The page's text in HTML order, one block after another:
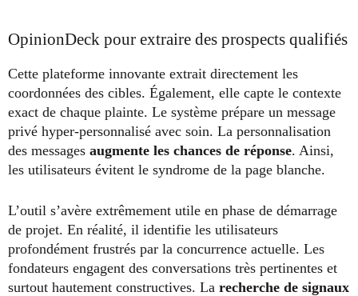
OpinionDeck pour extraire des prospects qualifiés
Cette plateforme innovante extrait directement les
coordonnées des cibles. Également, elle capte le contexte
exact de chaque plainte. Le système prépare un message
privé hyper-personnalisé avec soin. La personnalisation
des messages augmente les chances de réponse. Ainsi,
les utilisateurs évitent le syndrome de la page blanche.
L’outil s’avère extrêmement utile en phase de démarrage
de projet. En réalité, il identifie les utilisateurs
profondément frustrés par la concurrence actuelle. Les
fondateurs engagent des conversations très pertinentes et
surtout hautement constructives. La recherche de signaux